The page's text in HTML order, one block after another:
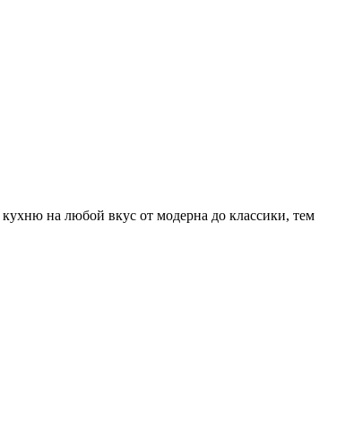
кухню на любой вкус от модерна до классики, тем